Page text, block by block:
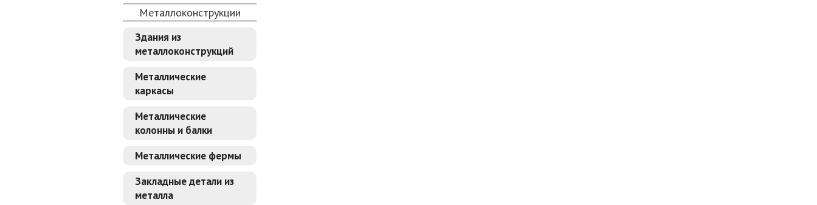
Металлоконструкции
Здания из
металлоконструкций
Металлические
каркасы
Металлические
колонны и балки
Металлические фермы
Закладные детали из
металла